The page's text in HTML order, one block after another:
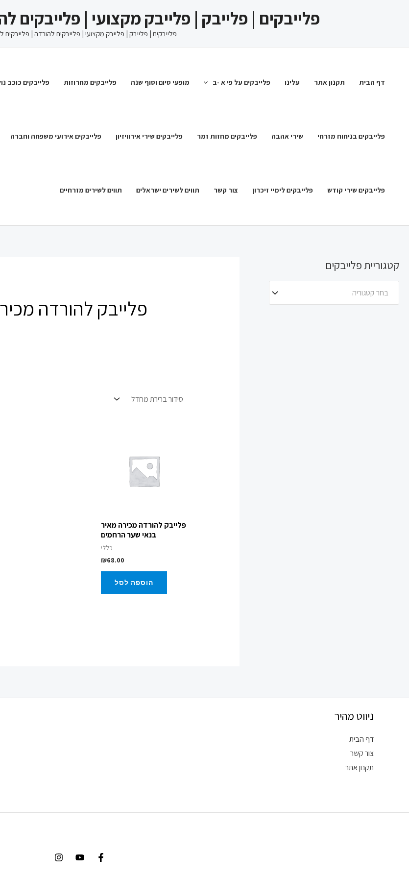
פלייבקים | פלייבק | פלייבק מקצועי | פלייבקים
פלייבקים | פלייבק | פלייבק מקצועי | פלייבקים להורדה | פלייבקים
דף הבית תקנון אתר עלינו פלייבקים על פי א -ב מופעי סיום וסוף שנה פלייבקים מחרוזות פלייבקים כוכב
פלייבקים בניחוח מזרחי שירי אהבה פלייבקים מחזות זמר פלייבקים שירי אירוויזיון פלייבקים אירועי משפחה וחברה
פלייבקים שירי קודש פלייבקים לימיי זיכרון צור קשר תווים לשירים ישראלים תווים לשירים מזרחיים
קטגוריית פלייבקים
בחר קטגוריה
פלייבק להורדה
פלייבק להורדה מכירה מאיר
בנאי שער הרחמים
כללי
₪68.00
הוספה לסל
ניווט מהיר
דף הבית
צור קשר
תקנון אתר